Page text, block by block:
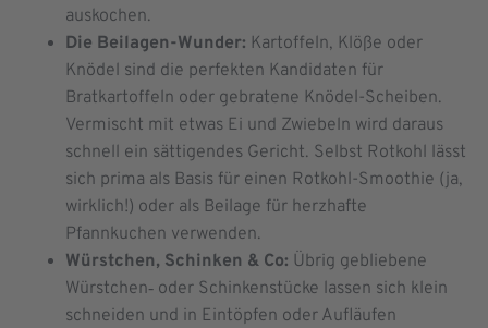
auskochen.
Die Beilagen-Wunder: Kartoffeln, Klöße oder
Knödel sind die perfekten Kandidaten für
Bratkartoffeln oder gebratene Knödel-Scheiben.
Vermischt mit etwas Ei und Zwiebeln wird daraus
schnell ein sättigendes Gericht. Selbst Rotkohl lässt
sich prima als Basis für einen Rotkohl-Smoothie (ja,
wirklich!) oder als Beilage für herzhafte
Pfannkuchen verwenden.
Würstchen, Schinken & Co: Übrig gebliebene
Würstchen‑ oder Schinkenstücke lassen sich klein
schneiden und in Eintöpfen oder Aufläufen